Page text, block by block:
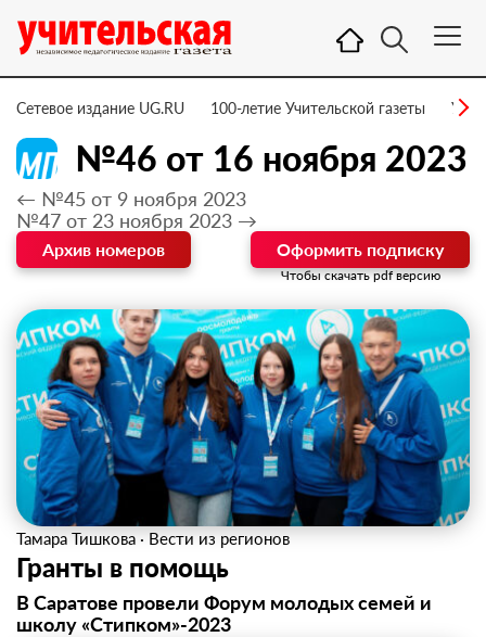
Сетевое издание UG.RU 100-летие Учительской газеты УГ –
№46 от 16 ноября 2023
← №45 от 9 ноября 2023
№47 от 23 ноября 2023 →
Архив номеров Оформить подписку
Чтобы скачать pdf версию
Тамара Тишкова · Вести из регионов
Гранты в помощь
В Саратове провели Форум молодых семей и
школу «Стипком»-2023